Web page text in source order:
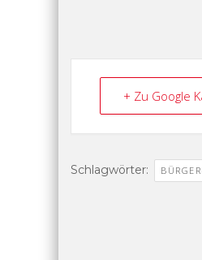
+ Zu Google
Schlagwörter: